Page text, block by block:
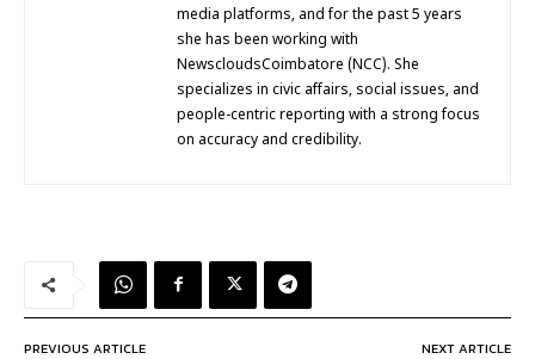
media platforms, and for the past 5 years
she has been working with
NewscloudsCoimbatore (NCC). She
specializes in civic affairs, social issues, and
people-centric reporting with a strong focus
on accuracy and credibility.
PREVIOUS ARTICLE NEXT ARTICLE